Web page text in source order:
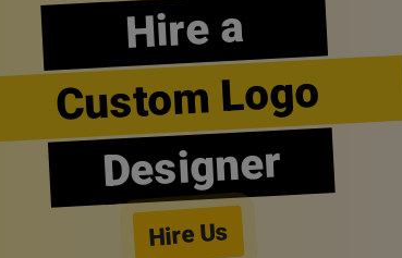
Hire a
Custom Logo
Designer
Hire Us